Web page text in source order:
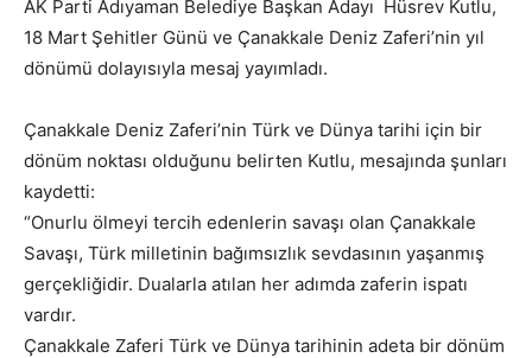
AK Parti Adıyaman Belediye Başkan Adayı Hüsrev Kutlu,
18 Mart Şehitler Günü ve Çanakkale Deniz Zaferi’nin yıl
dönümü dolayısıyla mesaj yayımladı.
Çanakkale Deniz Zaferi’nin Türk ve Dünya tarihi için bir
dönüm noktası olduğunu belirten Kutlu, mesajında şunları
kaydetti:
“Onurlu ölmeyi tercih edenlerin savaşı olan Çanakkale
Savaşı, Türk milletinin bağımsızlık sevdasının yaşanmış
gerçekliğidir. Dualarla atılan her adımda zaferin ispatı
vardır.
Çanakkale Zaferi Türk ve Dünya tarihinin adeta bir dönüm